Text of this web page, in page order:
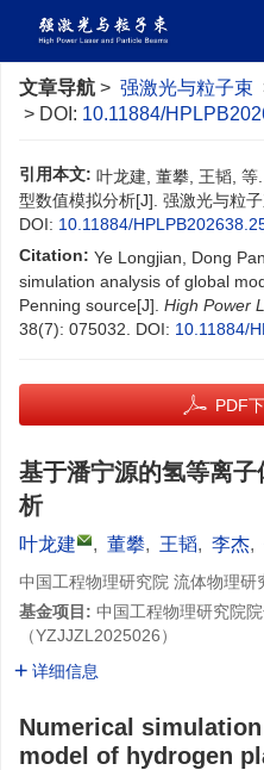
文章导航 > 强激光与粒子束
> DOI: 10.11884/
引用本文: 叶龙建, 董攀, 王韬,
型数值模拟分析[J]. 强激光与粒
DOI: 10.11884/
Citation: Ye Longjian, Dong
simulation analysis of global
Penning source[J]. High Power
38(7): 075032. DOI: 10.11884/
PDF
基于潘宁源的氢等离
析
叶龙建 , 董攀, 王韬, 李杰,
中国工程物理研究院 流体物理
基金项目: 中国工程物理研究院
（YZJJZL2025026）
详细信息
Numerical
model of hydrogen